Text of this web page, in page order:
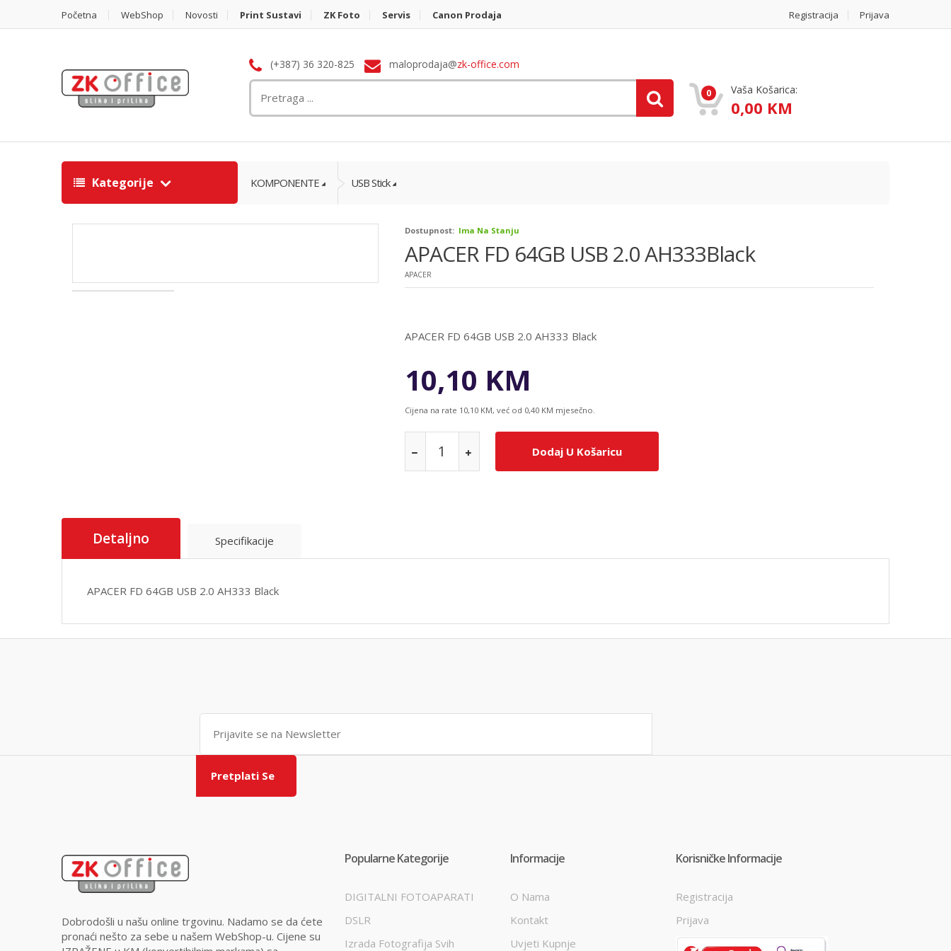
Početna WebShop Novosti Print Sustavi ZK Foto Servis Canon Prodaja Registracija Prijava
(+387) 36 320-825 maloprodaja@zk-office.com
0 Vaša Košarica:
0,00 KM
Kategorije KOMPONENTE USB Stick
Dostupnost: Ima Na Stanju
APACER FD 64GB USB 2.0 AH333Black
APACER
APACER FD 64GB USB 2.0 AH333 Black
10,10 KM
Cijena na rate 10,10 KM, već od 0,40 KM mjesečno.
Dodaj U Košaricu
Detaljno Specifikacije
APACER FD 64GB USB 2.0 AH333 Black
Pretplati Se
Dobrodošli u našu online trgovinu. Nadamo se da ćete
pronaći nešto za sebe u našem WebShop-u. Cijene su
Popularne Kategorije
DIGITALNI FOTOAPARATI
DSLR
Izrada Fotografija Svih
Informacije
O Nama
Kontakt
Uvjeti Kupnje
Korisničke Informacije
Registracija
Prijava